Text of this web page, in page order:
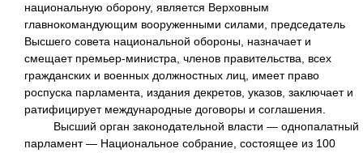
национальную оборону, является Верховным
главнокомандующим вооруженными силами, председатель
Высшего совета национальной обороны, назначает и
смещает премьер-министра, членов правительства, всех
гражданских и военных должностных лиц, имеет право
роспуска парламента, издания декретов, указов, заключает и
ратифицирует международные договоры и соглашения.
Высший орган законодательной власти — однопалатный
парламент — Национальное собрание, состоящее из 100